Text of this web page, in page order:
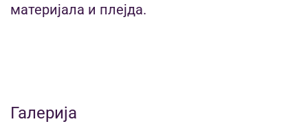
материјала и плејда.
Галерија